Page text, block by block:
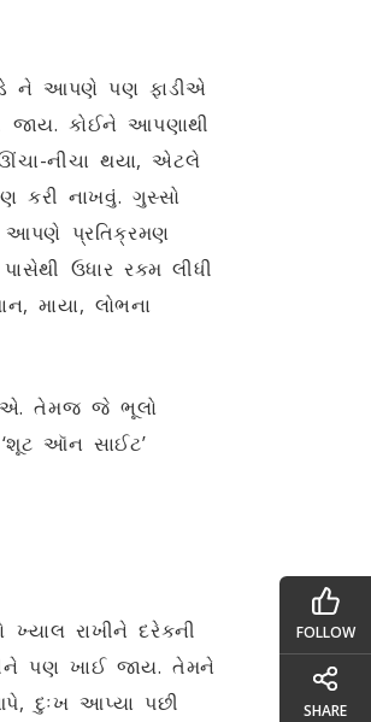
ને આપણે પણ ફાડીએ
જાય. કોઈને આપણાથી
નીચા થયા, એટલે
નાખવું. ગુસ્સો
આપણે પ્રતિક્રમણ
ઉધાર રકમ લીધી
માયા, લોભના
તેમજ જે ભૂલો
ઑન સાઈટ’
ખ્યાલ રાખીને દરેકની
પણ ખાઈ જાય. તેમને
દુઃખ આપ્યા પછી
FOLLOW
SHARE